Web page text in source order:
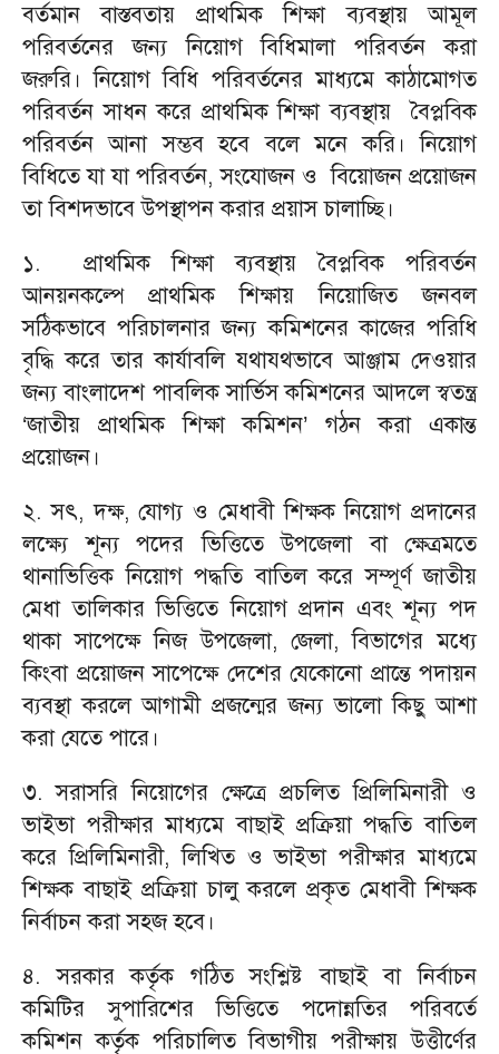
বর্তমান বাস্তবতায় প্রাথমিক শিক্ষা ব্যবস্থায় আমূল
পরিবর্তনের জন্য নিয়োগ বিধিমালা পরিবর্তন করা
জরুরি। নিয়োগ বিধি পরিবর্তনের মাধ্যমে কাঠামোগত
পরিবর্তন সাধন করে প্রাথমিক শিক্ষা ব্যবস্থায় বৈপ্লবিক
পরিবর্তন আনা সম্ভব হবে বলে মনে করি। নিয়োগ
বিধিতে যা যা পরিবর্তন, সংযোজন ও বিয়োজন প্রয়োজন
তা বিশদভাবে উপস্থাপন করার প্রয়াস চালাচ্ছি।
১. প্রাথমিক শিক্ষা ব্যবস্থায় বৈপ্লবিক পরিবর্তন
আনয়নকল্পে প্রাথমিক শিক্ষায় নিয়োজিত জনবল
সঠিকভাবে পরিচালনার জন্য কমিশনের কাজের পরিধি
বৃদ্ধি করে তার কার্যাবলি যথাযথভাবে আঞ্জাম দেওয়ার
জন্য বাংলাদেশ পাবলিক সার্ভিস কমিশনের আদলে স্বতন্ত্র
‘জাতীয় প্রাথমিক শিক্ষা কমিশন’ গঠন করা একান্ত
প্রয়োজন।
২. সৎ, দক্ষ, যোগ্য ও মেধাবী শিক্ষক নিয়োগ প্রদানের
লক্ষ্যে শূন্য পদের ভিত্তিতে উপজেলা বা ক্ষেত্রমতে
থানাভিত্তিক নিয়োগ পদ্ধতি বাতিল করে সম্পূর্ণ জাতীয়
মেধা তালিকার ভিত্তিতে নিয়োগ প্রদান এবং শূন্য পদ
থাকা সাপেক্ষে নিজ উপজেলা, জেলা, বিভাগের মধ্যে
কিংবা প্রয়োজন সাপেক্ষে দেশের যেকোনো প্রান্তে পদায়ন
ব্যবস্থা করলে আগামী প্রজন্মের জন্য ভালো কিছু আশা
করা যেতে পারে।
৩. সরাসরি নিয়োগের ক্ষেত্রে প্রচলিত প্রিলিমিনারী ও
ভাইভা পরীক্ষার মাধ্যমে বাছাই প্রক্রিয়া পদ্ধতি বাতিল
করে প্রিলিমিনারী, লিখিত ও ভাইভা পরীক্ষার মাধ্যমে
শিক্ষক বাছাই প্রক্রিয়া চালু করলে প্রকৃত মেধাবী শিক্ষক
নির্বাচন করা সহজ হবে।
৪. সরকার কর্তৃক গঠিত সংশ্লিষ্ট বাছাই বা নির্বাচন
কমিটির সুপারিশের ভিত্তিতে পদোন্নতির পরিবর্তে
কমিশন কর্তৃক পরিচালিত বিভাগীয় পরীক্ষায় উত্তীর্ণের